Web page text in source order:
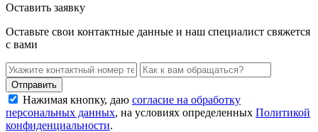
Оставить заявку
Оставьте свои контактные данные и наш специалист свяжется
с вами
Нажимая кнопку, даю согласие на обработку
персональных данных, на условиях определенных Политикой
конфиденциальности.